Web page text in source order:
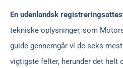
En udenlandsk
tekniske oplysninger, som
guide gennemgår vi de seks
vigtigste felter, herunder det helt